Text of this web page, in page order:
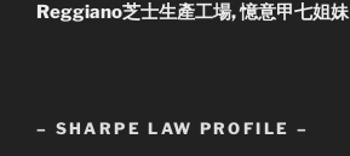
Reggiano芝士生產工場, 憶意甲七姐妹
– SHARPE LAW PROFILE –